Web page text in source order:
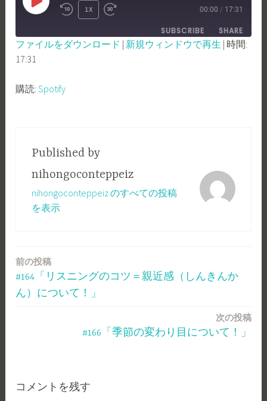
PLAY
REWIND
10
SECONDS
1X
FAST
FORWARD
30
00:00 / 17:31
SUBSCRIBE SHARE
RSS FEED
SHARE
LINK
ファイルをダウンロード | 新規ウィンドウで再生 | 時間:
17:31
購読:Spotify
Published by
nihongoconteppeiz
nihongoconteppeiz のすべての投稿
を表示
投
稿
シ
前の投稿
#164「リスニングのコツ＝親近感（しんきんか
ん）について！」
次の投稿
#166「季節の変わり目について！」
コメントを残す